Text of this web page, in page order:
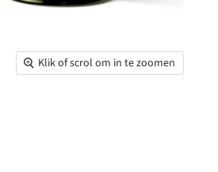
Klik of scrol om in te zoomen